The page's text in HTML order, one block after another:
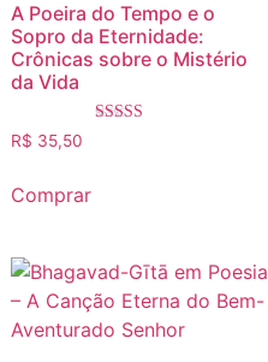
A Poeira do Tempo e o
Sopro da Eternidade:
Crônicas sobre o Mistério
da Vida
R$ 35,50
Comprar